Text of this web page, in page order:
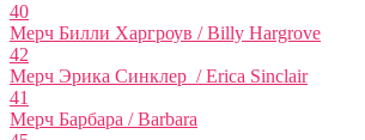
40
Мерч Билли Харгроув / Billy Hargrove
42
Мерч Эрика Синклер / Erica Sinclair
41
Мерч Барбара / Barbara